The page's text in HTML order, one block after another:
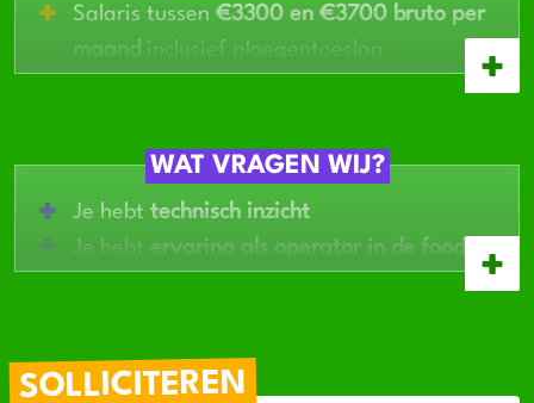
Salaris tussen €3300 en €3700 bruto per
maand inclusief ploegentoeslag
Werken met moderne engeautomatiseerde
WAT VRAGEN WIJ?
Je hebt technisch inzicht
Je hebt ervaring als operator in de food of
te werken
Je blijft rustig onder druk en denkt in
SOLLICITEREN